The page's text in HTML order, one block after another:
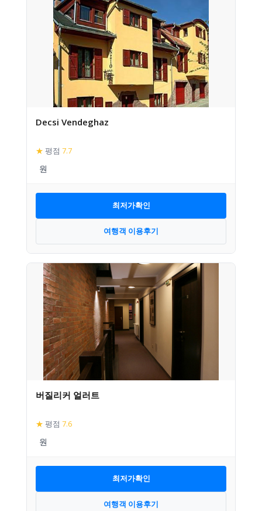
Decsi Vendeghaz
★ 평점 7.7
최저가확인
여행객 이용후기
버질리커 얼러트
★ 평점 7.6
최저가확인
여행객 이용후기